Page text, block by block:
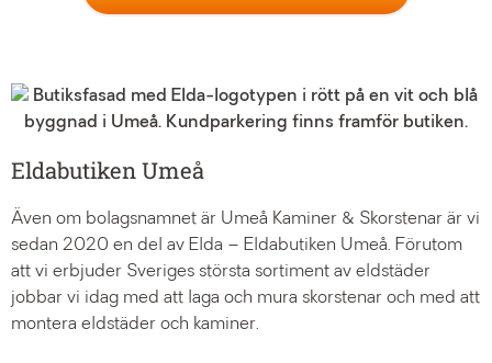
Eldabutiken Umeå
Även om bolagsnamnet är Umeå Kaminer & Skorstenar är vi
sedan 2020 en del av Elda – Eldabutiken Umeå. Förutom
att vi erbjuder Sveriges största sortiment av eldstäder
jobbar vi idag med att laga och mura skorstenar och med att
montera eldstäder och kaminer.